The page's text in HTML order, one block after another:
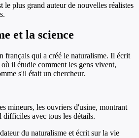
le plus grand auteur de nouvelles réalistes
et la science
français qui a créé le naturalisme. Il écrit
il étudie comment les gens vivent,
s'il était un chercheur.
mineurs, les ouvriers d'usine, montrant
avec tous les détails.
du naturalisme et écrit sur la vie